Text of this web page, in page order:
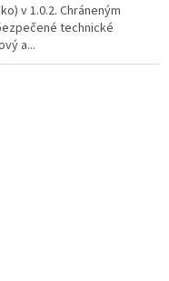
v 1.0.2. Chráneným
technické
a...